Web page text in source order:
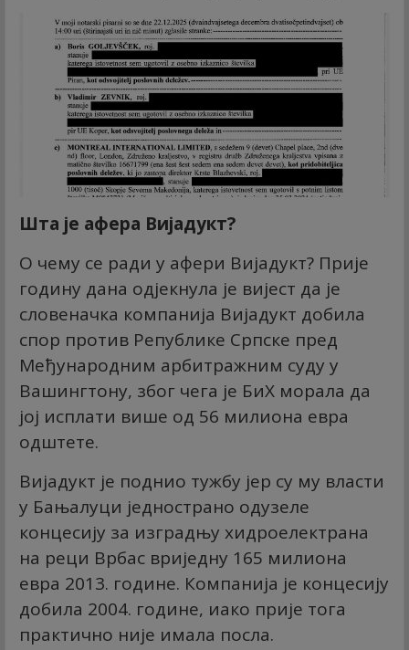
Шта је афера Вијадукт?
О чему се ради у афери Вијадукт? Прије
годину дана одјекнула је вијест да је
словеначка компанија Вијадукт добила
спор против Републике Српске пред
Међународним арбитражним суду у
Вашингтону, због чега је БиХ морала да
јој исплати више од 56 милиона евра
одштете.
Вијадукт је поднио тужбу јер су му власти
у Бањалуци једнострано одузеле
концесију за изградњу хидроелектрана
на реци Врбас вриједну 165 милиона
евра 2013. године. Компанија је концесију
добила 2004. године, иако прије тога
практично није имала посла.